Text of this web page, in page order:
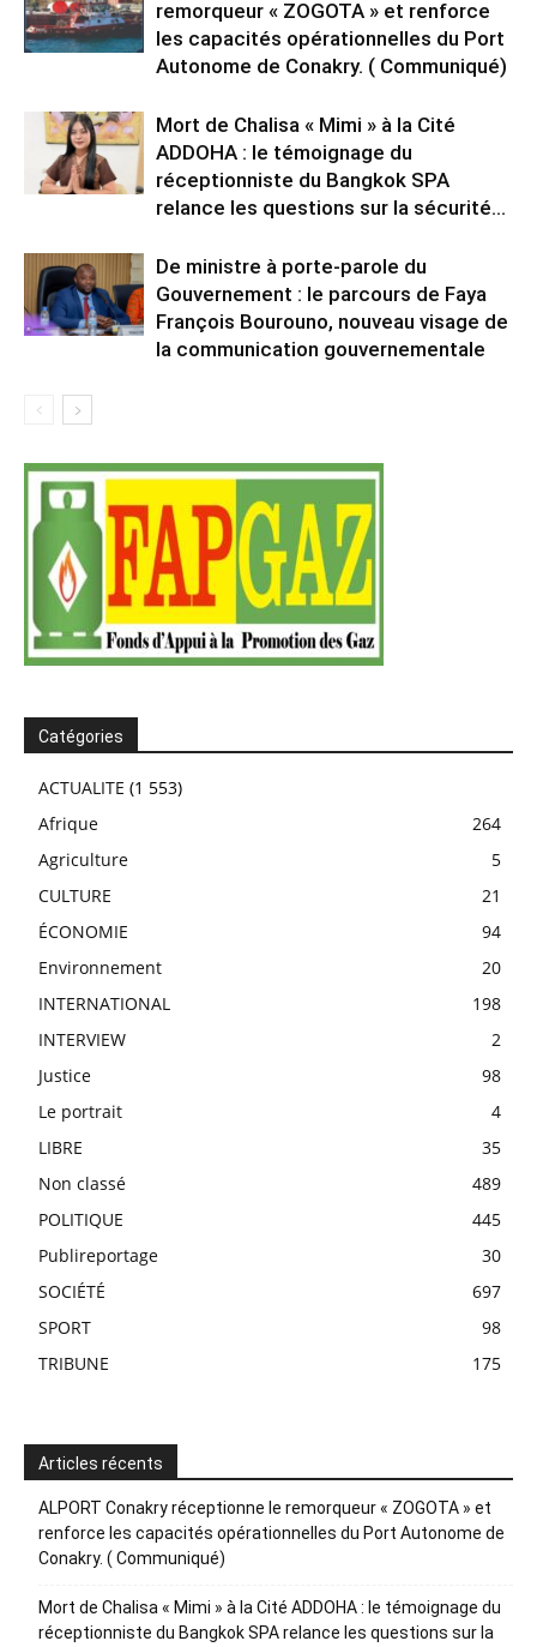
remorqueur « ZOGOTA » et renforce
les capacités opérationnelles du Port
Autonome de Conakry. ( Communiqué)
Mort de Chalisa « Mimi » à la Cité
ADDOHA : le témoignage du
réceptionniste du Bangkok SPA
relance les questions sur la sécurité...
De ministre à porte-parole du
Gouvernement : le parcours de Faya
François Bourouno, nouveau visage de
la communication gouvernementale
Catégories
ACTUALITE (1 553)
Afrique
264
Agriculture
5
CULTURE
21
ÉCONOMIE
94
Environnement
20
INTERNATIONAL
198
INTERVIEW
2
Justice
98
Le portrait
4
LIBRE
35
Non classé
489
POLITIQUE
445
Publireportage
30
SOCIÉTÉ
697
SPORT
98
TRIBUNE
175
Articles récents
ALPORT Conakry réceptionne le remorqueur « ZOGOTA » et
renforce les capacités opérationnelles du Port Autonome de
Conakry. ( Communiqué)
Mort de Chalisa « Mimi » à la Cité ADDOHA : le témoignage du
réceptionniste du Bangkok SPA relance les questions sur la